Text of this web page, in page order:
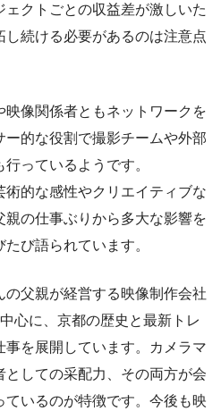
クトごとの収益差が激しいた
続ける必要があるのは注意点
像関係者ともネットワークを
的な役割で撮影チームや外部
っているようです。
的な感性やクリエイティブな
の仕事ぶりから多大な影響を
び語られています。
の父親が経営する映像制作会社
心に、京都の歴史と最新トレ
事を展開しています。カメラマ
としての采配力、その両方が会
いるのが特徴です。今後も映